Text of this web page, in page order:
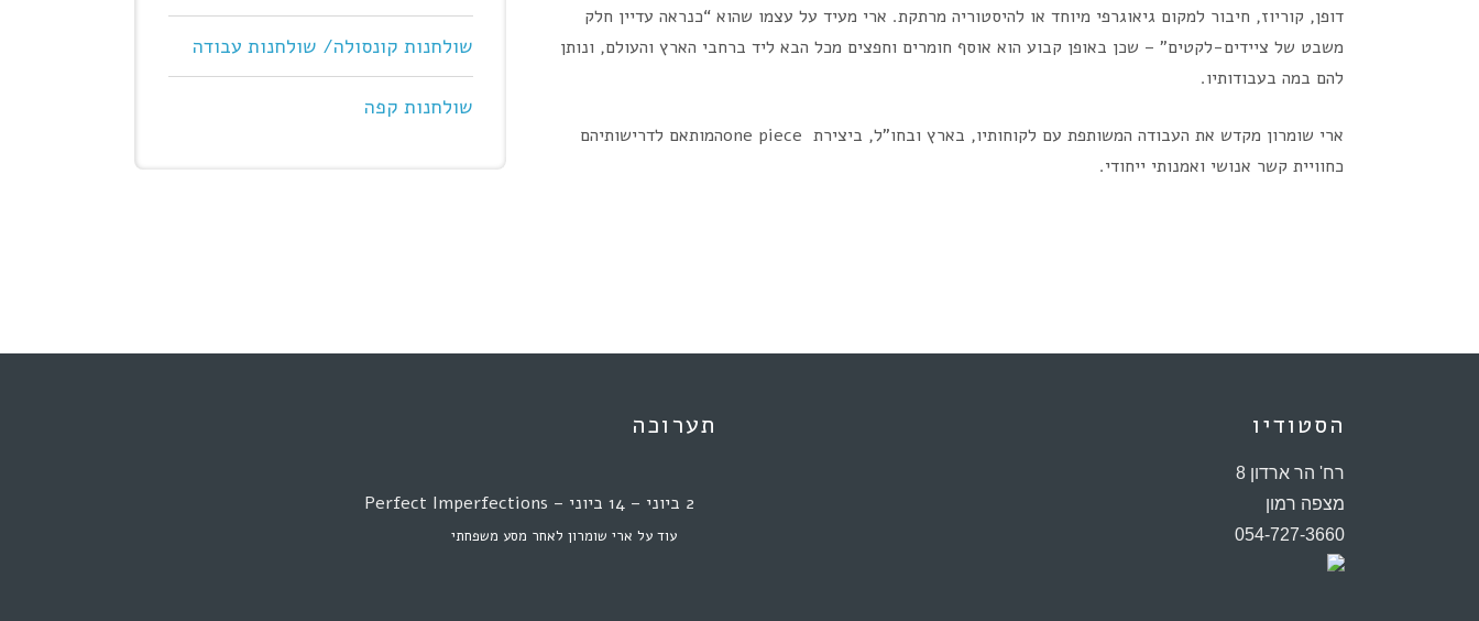
שולחנות קונסולה/ שולחנות עבודה
שולחנות קפה
דופן, קוריוז, חיבור למקום גיאוגרפי מיוחד או להיסטוריה מרתקת. ארי מעיד על עצמו שהוא “כנראה עדיין חלק
משבט של ציידים-לקטים” – שכן באופן קבוע הוא אוסף חומרים וחפצים מכל הבא ליד ברחבי הארץ והעולם, ונותן
להם במה בעבודותיו.
ארי שומרון מקדש את העבודה המשותפת עם לקוחותיו, בארץ ובחו”ל, ביצירת one pieceהמותאם לדרישותיהם
כחוויית קשר אנושי ואמנותי ייחודי.
תערוכה
2 ביוני – 14 ביוני – Perfect Imperfections
עוד על ארי שומרון לאחר מסע משפחתי
הסטודיו
רח' הר ארדון 8
מצפה רמון
054-727-3660